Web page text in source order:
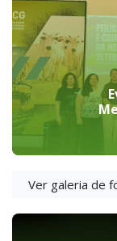
Ver galeria de